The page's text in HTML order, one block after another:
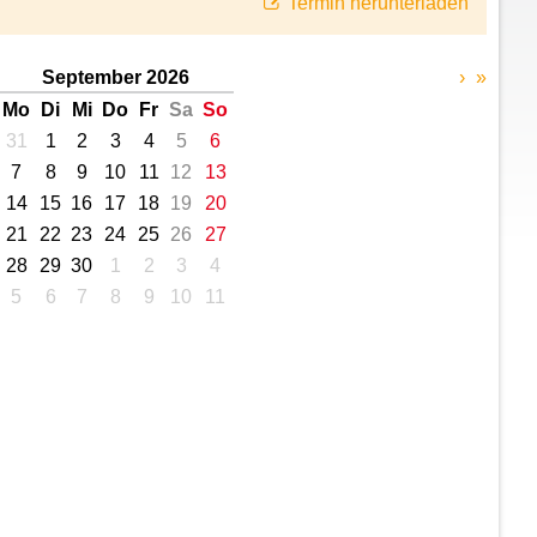
September 2026
Mo
Di Mi Do Fr Sa So
31
1 2 3 4 5
6
7
8 9 10 11 12
13
14
15 16 17 18 19
20
21
22 23 24 25 26
27
28
29 30 1 2 3
4
5
6 7 8 9 10 11
› »